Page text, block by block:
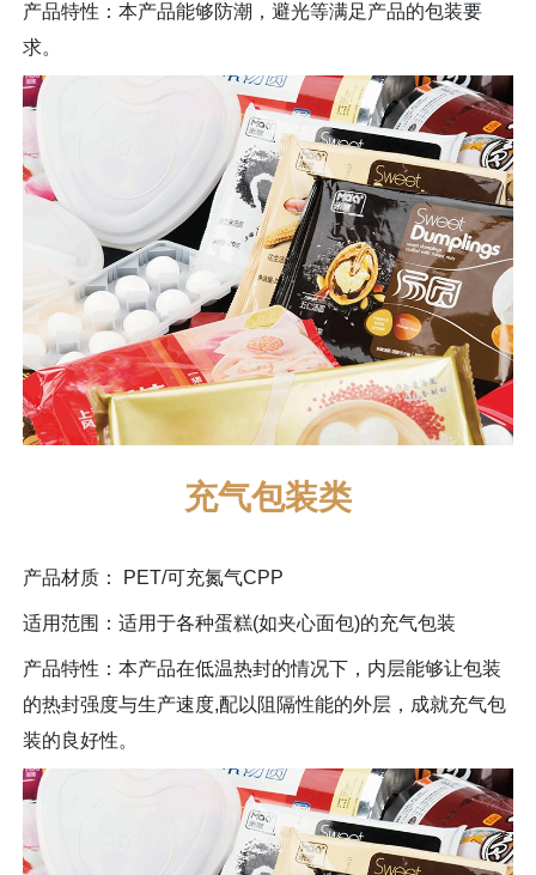
产品特性：本产品能够防潮，避光等满足产品的包装要
求。
充气包装类
产品材质： PET/可充氮气CPP
适用范围：适用于各种蛋糕(如夹心面包)的充气包装
产品特性：本产品在低温热封的情况下，内层能够让包装
的热封强度与生产速度,配以阻隔性能的外层，成就充气包
装的良好性。